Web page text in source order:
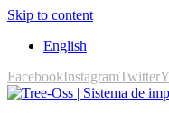
Skip to content
English
FacebookInstagramTwitter